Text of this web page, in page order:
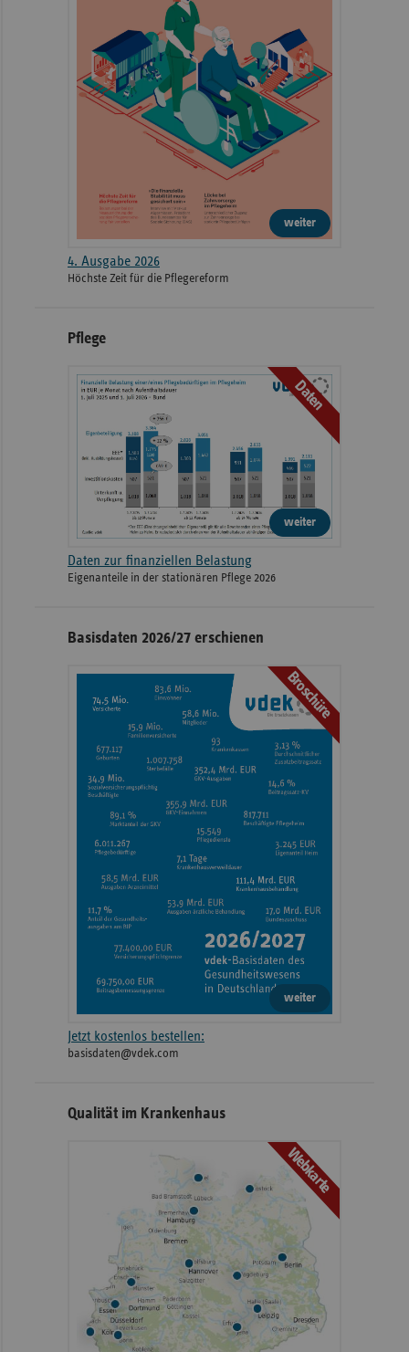
weiter
4. Ausgabe 2026
Höchste Zeit für die Pflegereform
Pflege
Daten
weiter
Daten zur finanziellen Belastung
Eigenanteile in der stationären Pflege 2026
Basisdaten 2026/27 erschienen
Broschüre
weiter
Jetzt kostenlos bestellen:
basisdaten@vdek.com
Qualität im Krankenhaus
Webkarte